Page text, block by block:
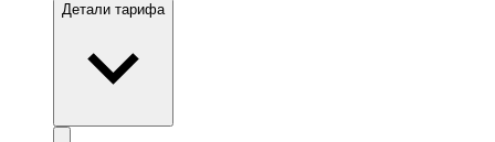
Детали тарифа